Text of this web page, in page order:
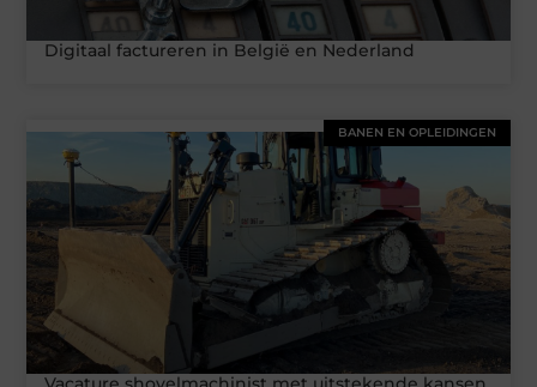
Digitaal factureren in België en Nederland
BANEN EN OPLEIDINGEN